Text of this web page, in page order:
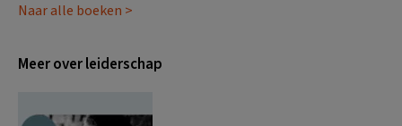
Naar alle boeken >
Meer over leiderschap